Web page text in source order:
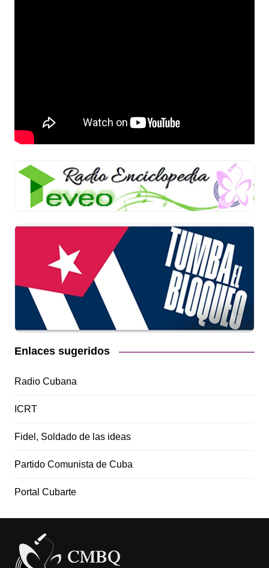
Enlaces sugeridos
Radio Cubana
ICRT
Fidel, Soldado de las ideas
Partido Comunista de Cuba
Portal Cubarte